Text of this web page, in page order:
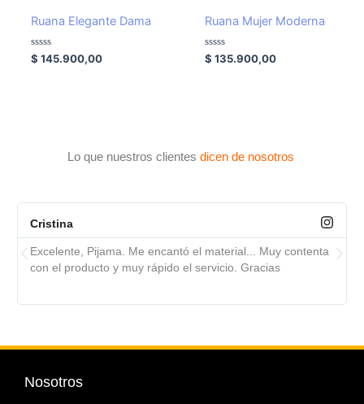
Ruana Elegante Dama
Valorado
con
$ 145.900,00
Ruana Mujer Moderna
Valorado
con
$ 135.900,00
Lo que nuestros clientes dicen de nosotros
Cristina
Excelente, Pijama. Me encantó el material... Muy contenta
con el producto y muy rápido el servicio. Gracias
Nosotros